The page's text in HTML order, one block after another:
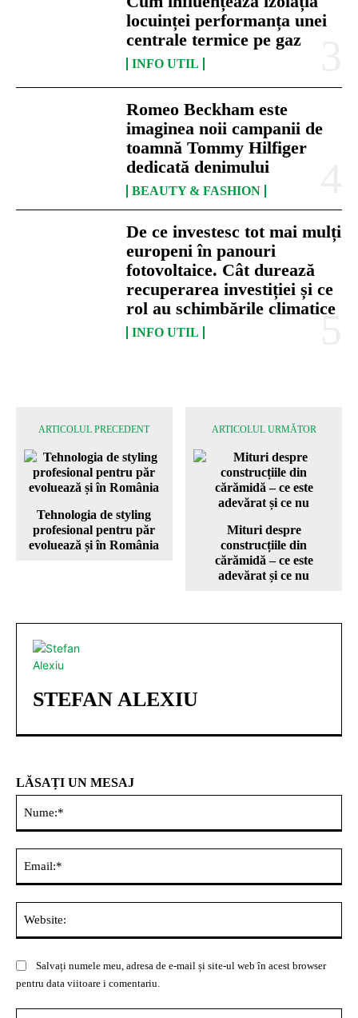
locuinței performanța unei
centrale termice pe gaz
INFO UTIL
Romeo Beckham este
imaginea noii campanii de
toamnă Tommy Hilfiger
dedicată denimului
BEAUTY & FASHION
De ce investesc tot mai mulți
europeni în panouri
fotovoltaice. Cât durează
recuperarea investiției și ce
rol au schimbările climatice
INFO UTIL
ARTICOLUL PRECEDENT
Tehnologia de styling
profesional pentru păr
evoluează și în România
ARTICOLUL URMĂTOR
Mituri despre
construcțiile din
cărămidă – ce este
adevărat și ce nu
STEFAN ALEXIU
LĂSAȚI UN MESAJ
Salvați numele meu, adresa de e-mail și site-ul web în acest browser
pentru data viitoare i comentariu.